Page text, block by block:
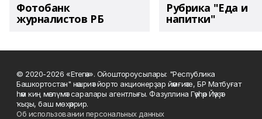
Фотобанк
журналистов РБ
Рубрика "Еда и
напитки"
© 2020-2026 «Етегән». Ойоштороусылары: "Республика
Башкортостан" нәшриәт йорто акционерҙар йәмғиәте, БР Матбуғат
һәм киң мәғлүмәт саралары агентлығы. Фазуллина Гәүһәр Йәүҙәт
ҡыҙы, баш мөхәррир.
Об использовании персональных данных